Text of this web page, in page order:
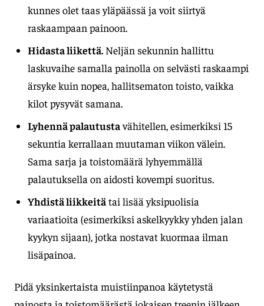
kunnes olet taas yläpäässä ja voit siirtyä
raskaampaan painoon.
Hidasta liikettä. Neljän sekunnin hallittu
laskuvaihe samalla painolla on selvästi raskaampi
ärsyke kuin nopea, hallitsematon toisto, vaikka
kilot pysyvät samana.
Lyhennä palautustavähitellen, esimerkiksi 15
sekuntia kerrallaan muutaman viikon välein.
Sama sarja ja toistomäärä lyhyemmällä
palautuksella on aidosti kovempi suoritus.
Yhdistä liikkeitätai lisää yksipuolisia
variaatioita (esimerkiksi askelkyykky yhden jalan
kyykyn sijaan), jotka nostavat kuormaa ilman
lisäpainoa.
Pidä yksinkertaista muistiinpanoa käytetystä